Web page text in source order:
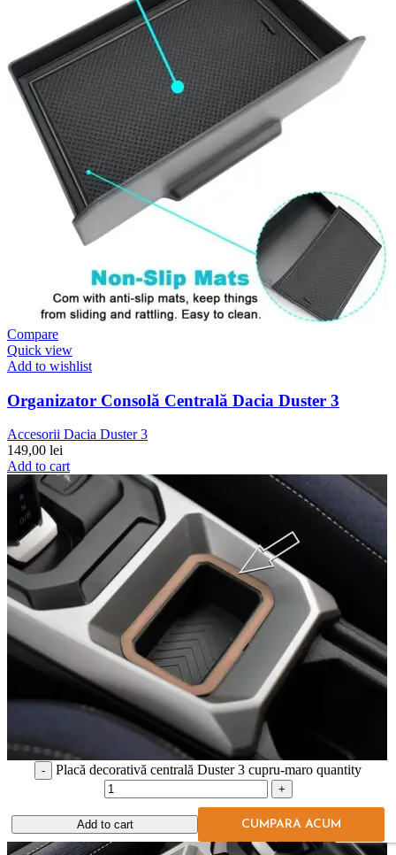
Placă decorativă centrală Duster 3 cupru-maro quantity
Add to cart CUMPARA ACUM
Compare
Quick view
Add to wishlist
Organizator Consolă Centrală Dacia Duster 3
Accesorii Dacia Duster 3
149,00 lei
Add to cart